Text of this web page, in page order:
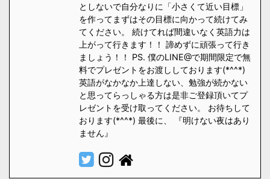
としないで自分なりに「小さくて近い目標」
を作ってまずはその目標に向かって続けてみ
てください。 続けてれば間違いなく英語力は
上がって行きます！！ 諦めずに頑張って行き
ましょう！！ PS. 僕のLINE@で期間限定で無
料でプレゼントをお渡ししております(*^^*)
英語がなかなか上達しない、勉強が続かない
と思ってらっしゃる方は是非ご登録頂いてプ
レゼントを受け取ってください。 お待ちして
おります(*^^*) 最後に、 『明けない夜はあり
ません』